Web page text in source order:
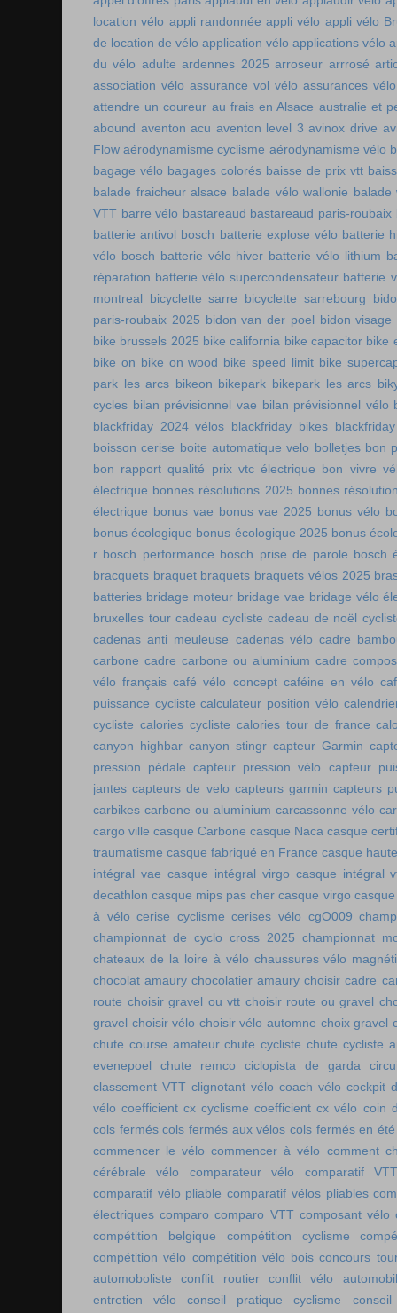
location vélo appli randonnée appli vélo appli vélo
de location de vélo application vélo applications vélo
du vélo adulte ardennes 2025 arroseur arrrosé
association vélo assurance vol vélo assurances vélo
attendre un coureur au frais en Alsace australie et
abound aventon acu aventon level 3 avinox drive
Flow aérodynamisme cyclisme aérodynamisme vélo
bagage vélo bagages colorés baisse de prix vtt
balade fraicheur alsace balade vélo wallonie balade
VTT barre vélo bastareaud bastareaud paris-roubaix
batterie antivol bosch batterie explose vélo batterie
vélo bosch batterie vélo hiver batterie vélo lithium
réparation batterie vélo supercondensateur batterie
montreal
bicyclette sarre bicyclette sarrebourg
paris-roubaix 2025 bidon van der poel bidon visage
bike brussels 2025 bike california bike capacitor bike
bike on bike on wood bike speed limit bike
park les arcs bikeon bikepark bikepark les arcs
cycles bilan prévisionnel vae bilan prévisionnel vélo
blackfriday 2024 vélos blackfriday bikes
boisson cerise boite automatique velo bolletjes bon
bon rapport qualité prix vtc électrique bon vivre
électrique bonnes résolutions 2025 bonnes
électrique bonus vae bonus vae 2025 bonus vélo
bonus écologique bonus écologique 2025 bonus
r bosch performance bosch prise de parole bosch
bracquets braquet braquets braquets vélos 2025
batteries bridage moteur bridage vae bridage vélo
bruxelles tour cadeau cycliste cadeau de noël
cadenas anti meuleuse cadenas vélo cadre
carbone cadre carbone ou aluminium cadre
vélo français café vélo concept caféine en vélo
puissance cycliste calculateur position vélo
cycliste calories cycliste calories tour de france
canyon highbar canyon stingr capteur Garmin
pression pédale capteur pression vélo
capteur
jantes capteurs de velo capteurs garmin capteurs
carbikes carbone ou aluminium carcassonne vélo
cargo ville casque Carbone casque Naca casque
traumatisme casque fabriqué en France casque
intégral vae casque intégral virgo casque intégral
decathlon casque mips pas cher casque virgo
à vélo cerise cyclisme cerises vélo cgO009
championnat de cyclo cross 2025 championnat
chateaux de la loire à vélo chaussures vélo
chocolat amaury chocolatier amaury choisir cadre
route choisir gravel ou vtt choisir route ou gravel
gravel choisir vélo choisir vélo automne choix gravel
chute course amateur chute cycliste chute cycliste
evenepoel
chute remco ciclopista de garda
classement VTT clignotant vélo coach vélo cockpit
vélo coefficient cx cyclisme coefficient cx vélo coin
cols fermés cols fermés aux vélos cols fermés en été
commencer le vélo commencer à vélo comment
cérébrale vélo
comparateur vélo
comparatif
comparatif vélo pliable comparatif vélos pliables
électriques comparo comparo VTT composant vélo
compétition belgique
compétition cyclisme
compétition vélo compétition vélo bois concours
automoboliste
conflit routier
conflit vélo
entretien vélo
conseil pratique cyclisme